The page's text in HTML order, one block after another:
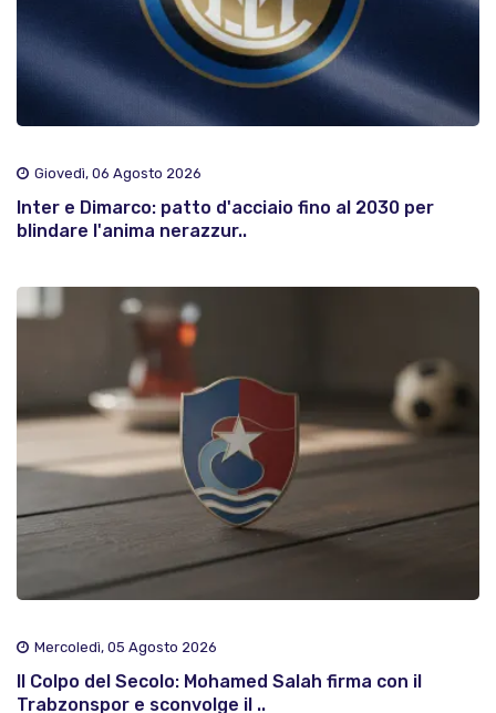
Giovedì, 06 Agosto 2026
Inter e Dimarco: patto d'acciaio fino al 2030 per
blindare l'anima nerazzur..
Mercoledì, 05 Agosto 2026
Il Colpo del Secolo: Mohamed Salah firma con il
Trabzonspor e sconvolge il ..